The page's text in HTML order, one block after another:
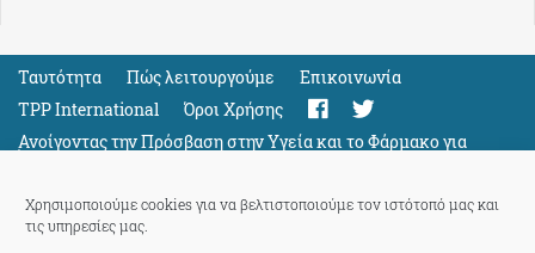
Χρησιμοποιούμε cookies για να βελτιστοποιούμε τον ιστότοπό μας και
τις υπηρεσίες μας.
Ταυτότητα Πώς λειτουργούμε
Eπικοινωνία
TPP International
Όροι Χρήσης
Ανοίγοντας την Πρόσβαση στην Υγεία και το Φάρμακο για
Όλους
Support